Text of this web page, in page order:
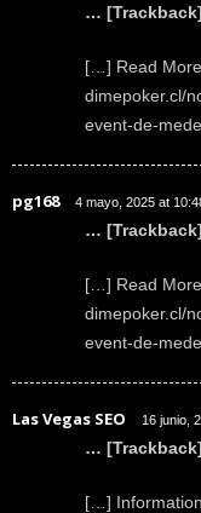
… [Trackback]
[…] Read
dimepoker.cl/
event-de-
pg168 4 mayo, 2025 at
… [Trackback]
[…] Read
dimepoker.cl/
event-de-
Las Vegas SEO 16 junio,
… [Trackback]
[…]